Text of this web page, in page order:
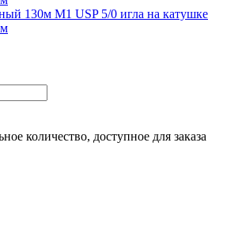
130м М1 USP 5/0 игла на катушке
количество, доступное для заказа